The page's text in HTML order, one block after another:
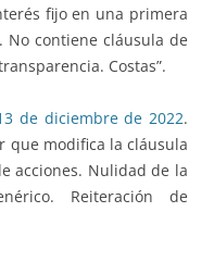
fijo en una primera
No contiene cláusula de
Costas”.
de diciembre de 2022.
que modifica la cláusula
acciones. Nulidad de la
Reiteración de